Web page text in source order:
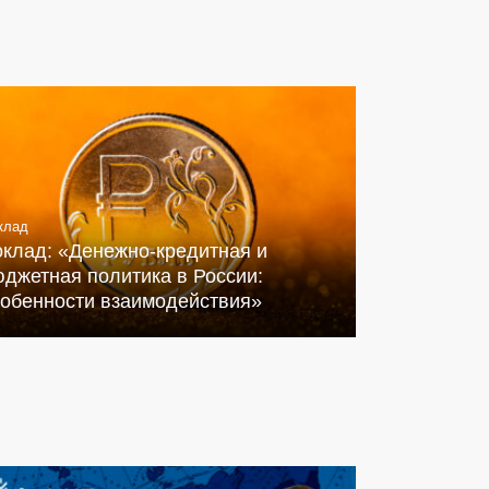
«Денежно-кредитная и
политика в России:
взаимодействия»